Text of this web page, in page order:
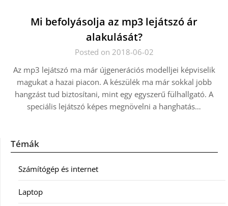
Mi befolyásolja az mp3 lejátszó ár
alakulását?
Posted on 2018-06-02
Az mp3 lejátszó ma már újgenerációs modelljei képviselik
magukat a hazai piacon. A készülék ma már sokkal jobb
hangzást tud biztosítani, mint egy egyszerű fülhallgató. A
speciális lejátszó képes megnövelni a hanghatás…
Témák
Számítógép és internet
Laptop